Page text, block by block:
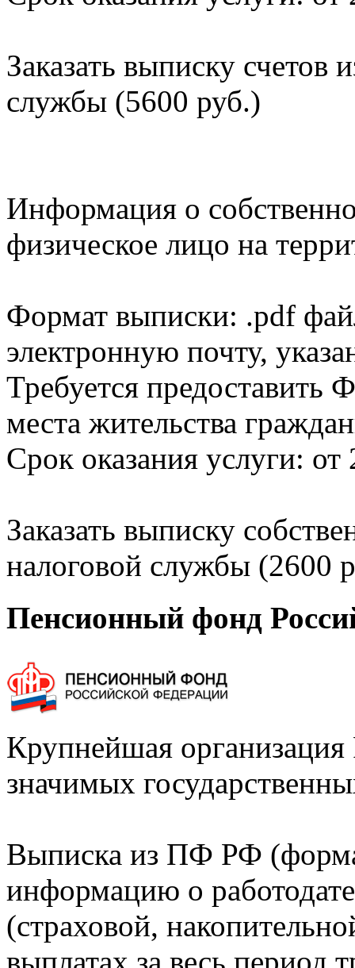
Заказать выписку счетов
службы (5600 руб.)
Информация о
физическое лицо на
Формат выписки: .pdf
электронную почту,
Требуется
места жительства
Срок оказания услуги: от
Заказать выписку
налоговой службы (2600
Пенсионный фонд
Крупнейшая
значимых
Выписка из ПФ РФ
информацию о
(страховой,
выплатах за весь период